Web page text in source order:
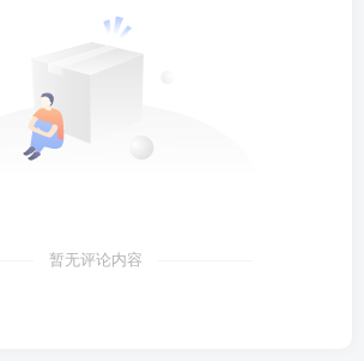
暂无评论内容